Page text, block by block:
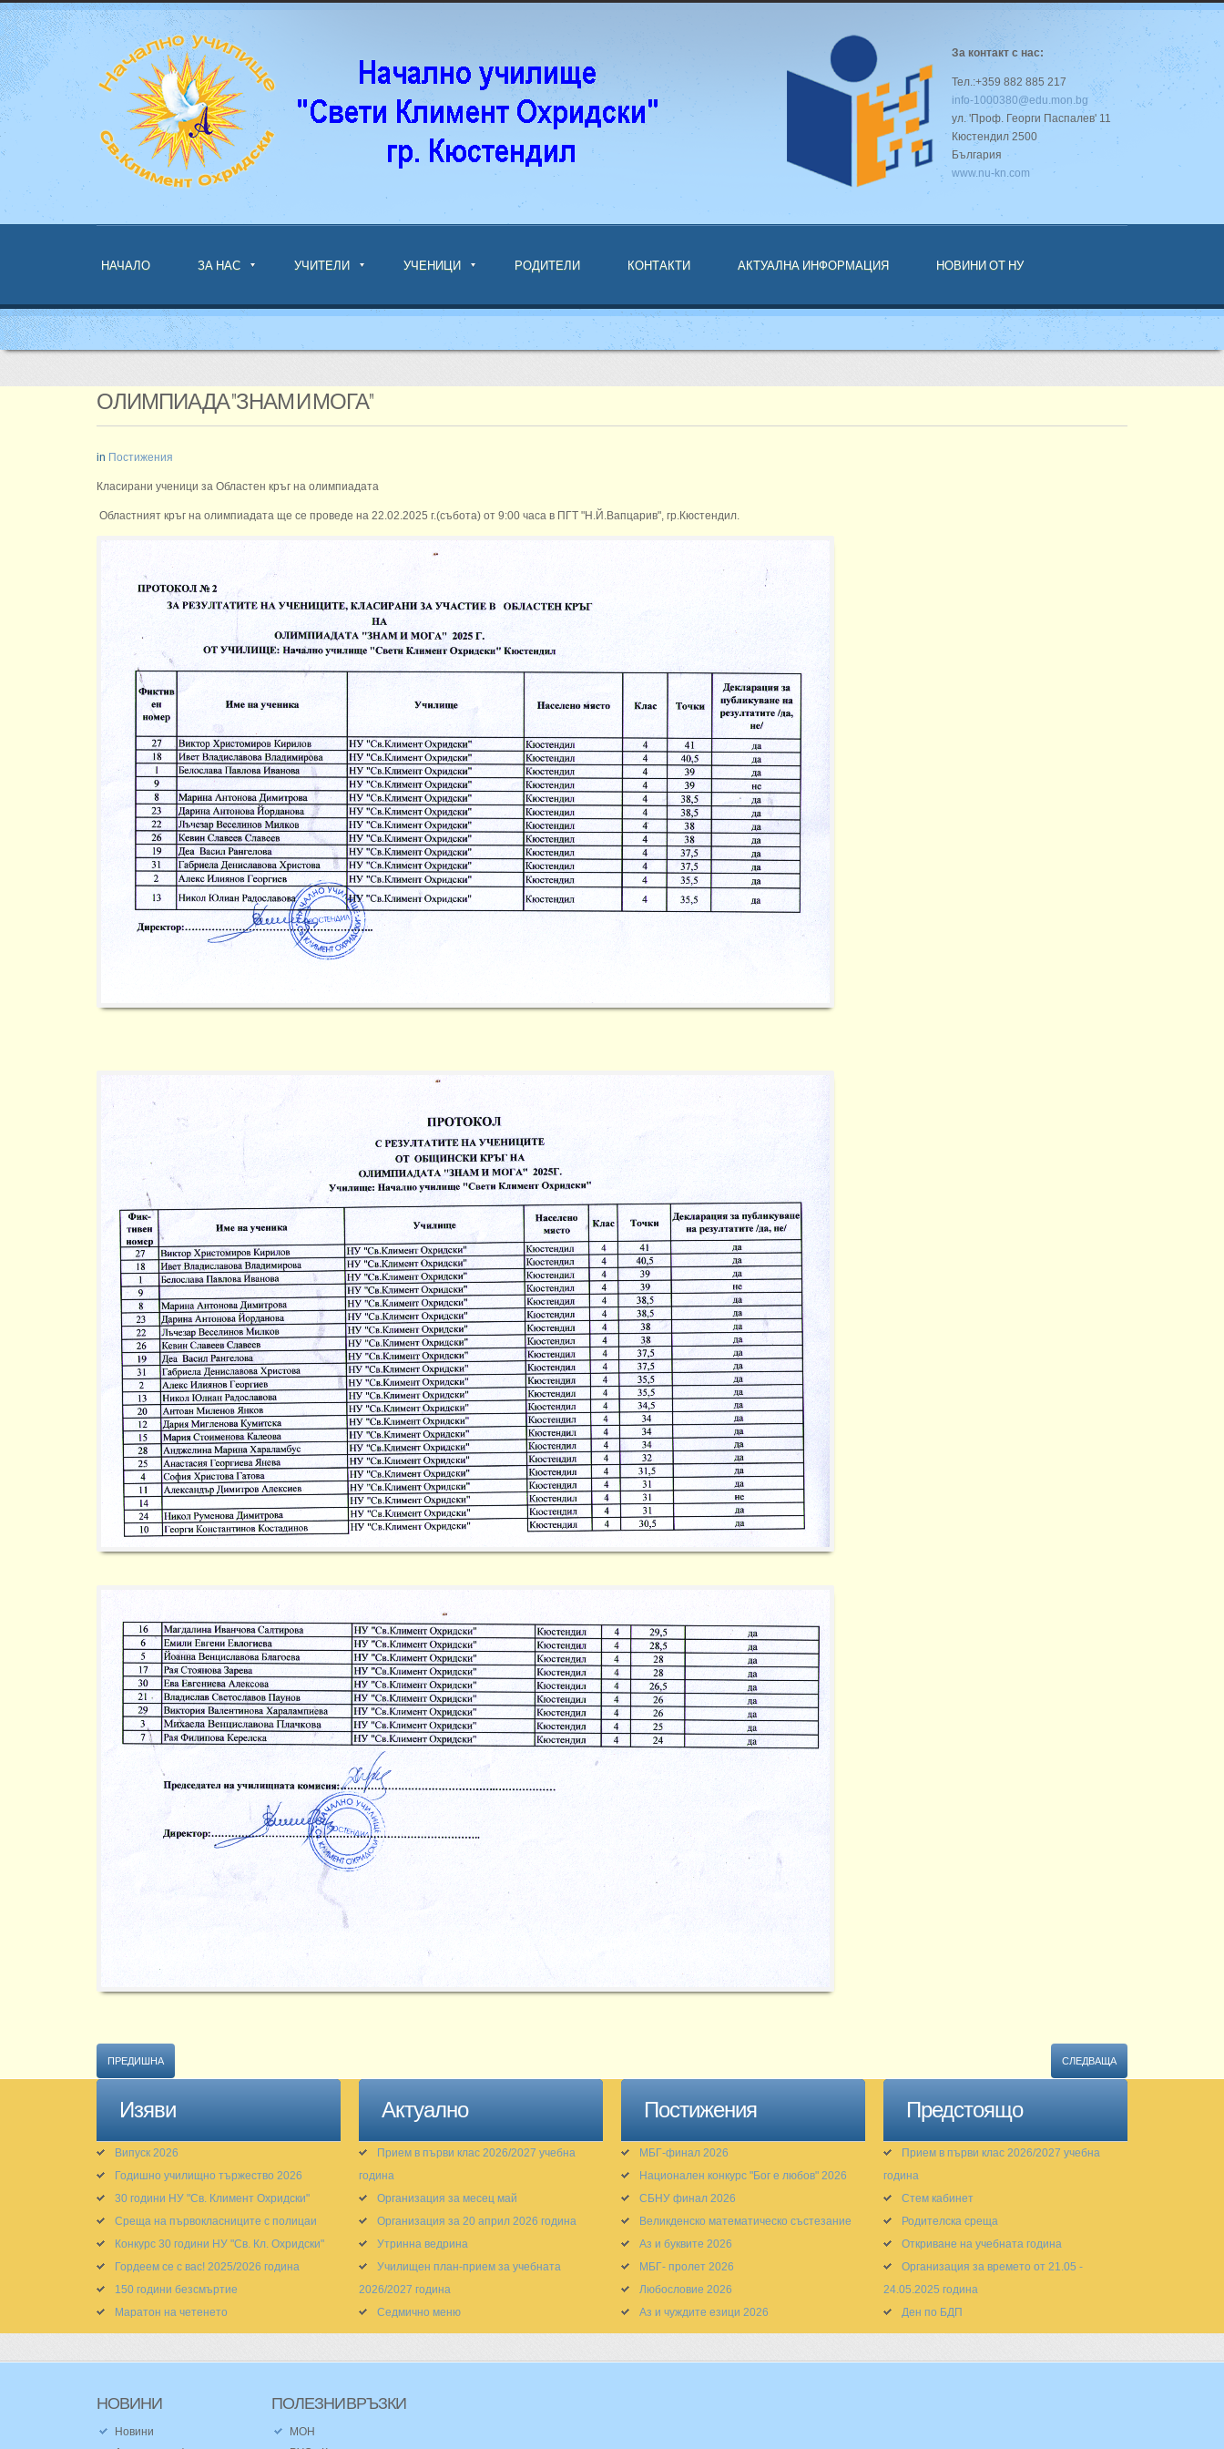
За контакт с нас:
Тел.:+359 882 885 217
info-1000380@edu.mon.bg
ул. 'Проф. Георги Паспалев' 11
Кюстендил 2500
България
www.nu-kn.com
НАЧАЛО ЗА НАС УЧИТЕЛИ УЧЕНИЦИ РОДИТЕЛИ КОНТАКТИ АКТУАЛНА ИНФОРМАЦИЯ НОВИНИ ОТ НУ
ОЛИМПИАДА "ЗНАМ И МОГА"
in Постижения
Класирани ученици за Областен кръг на олимпиадата
Областният кръг на олимпиадата ще се проведе на 22.02.2025 г.(събота) от 9:00 часа в ПГТ "Н.Й.Вапцарив", гр.Кюстендил.
ПРЕДИШНА СЛЕДВАЩА
Изяви
Випуск 2026
Годишно училищно тържество 2026
30 години НУ "Св. Климент Охридски"
Среща на първокласниците с полицаи
Конкурс 30 години НУ "Св. Кл. Охридски"
Гордеем се с вас! 2025/2026 година
150 години безсмъртие
Маратон на четенето
Актуално
Прием в първи клас 2026/2027 учебна
година
Организация за месец май
Организация за 20 април 2026 година
Утринна ведрина
Училищен план-прием за учебната
2026/2027 година
Седмично меню
Постижения
МБГ-финал 2026
Национален конкурс "Бог е любов" 2026
СБНУ финал 2026
Великденско математическо състезание
Аз и буквите 2026
МБГ- пролет 2026
Любословие 2026
Аз и чуждите езици 2026
Предстоящо
Прием в първи клас 2026/2027 учебна
година
Стем кабинет
Родителска среща
Откриване на учебната година
Организация за времето от 21.05 -
24.05.2025 година
Ден по БДП
НОВИНИ
Новини
ПОЛЕЗНИВРЪЗКИ
МОН